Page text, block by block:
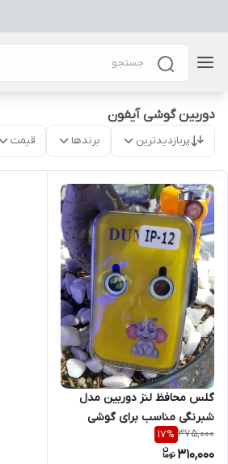
دوربین گوشی آیفون
پربازدیدترین برندها قیمت
گلس محافظ لنز دوربین مدل
شبرنگی مناسب برای گوشی
موبایل اپل iPhone 12
375,000
17%
310,000